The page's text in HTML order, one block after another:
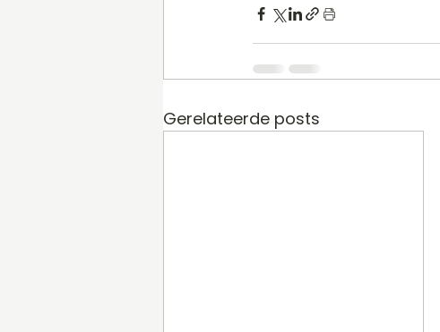
Gerelateerde posts